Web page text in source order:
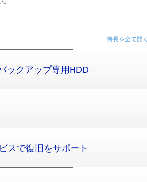
特長を全て開く
ックアップ専用HDD
スで復旧をサポート